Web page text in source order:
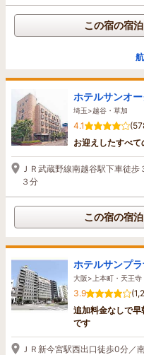
この宿の宿
ホテルサンオー
埼玉>越谷・草加
4.1
お迎えしたすべて
ＪＲ武蔵野線南越谷駅下車徒
３分
この宿の宿
ホテルサンプ
大阪>上本町・天王寺
3.9
追加料金なしで
です
ＪＲ新今宮駅西出口徒歩0分／